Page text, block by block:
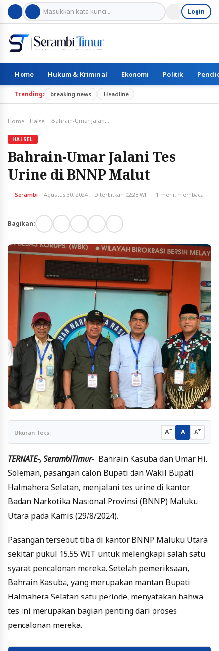
Login
Home Hukum & Kriminal Ekonomi Politik
Trending: breaking news Headline
Home Halsel Bahrain-Umar Jalani Tes Urine di BNNP Malut
HALSEL
Bahrain-Umar Jalani Tes
Urine di BNNP Malut
Serambi Agustus 30, 2024 Diterbitkan 02:28 WIT 1 menit membaca
Bagikan:
Ukuran Teks: A− A A+
TERNATE-, SerambiTimur- Bahrain Kasuba dan Umar Hi.
Soleman, pasangan calon Bupati dan Wakil Bupati
Halmahera Selatan, menjalani tes urine di kantor
Badan Narkotika Nasional Provinsi (BNNP) Maluku
Utara pada Kamis (29/8/2024).
Pasangan tersebut tiba di kantor BNNP Maluku Utara
sekitar pukul 15.55 WIT untuk melengkapi salah satu
syarat pencalonan mereka. Setelah pemeriksaan,
Bahrain Kasuba, yang merupakan mantan Bupati
Halmahera Selatan satu periode, menyatakan bahwa
tes ini merupakan bagian penting dari proses
pencalonan mereka.